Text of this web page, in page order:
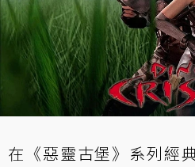
在《惡靈古堡》系列經